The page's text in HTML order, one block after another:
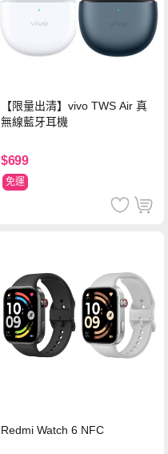
【限量出清】vivo TWS Air 真
無線藍牙耳機
$699
免運
Redmi Watch 6 NFC